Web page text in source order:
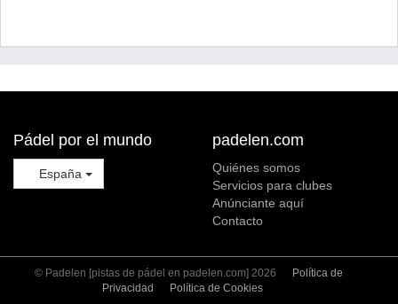
Pádel por el mundo
España
padelen.com
Quiénes somos
Servicios para clubes
Anúnciante aquí
Contacto
© Padelen [pistas de pádel en padelen.com] 2026
Política de
Privacidad
Política de Cookies